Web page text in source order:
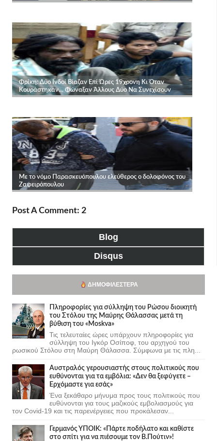
Post A Comment: 2
Blog
Disqus
ΔΗΜΟΦΙΛΈΣΤΕΡΑ
Πληροφορίες για σύλληψη του Ρώσου διοικητή
του Στόλου της Mαύρης Θάλασσας μετά τη
βύθιση του «Moskva»
Τις τελευταίες ώρες υπάρχουν πληροφορίες για
σύλληψη του Ιγκόρ Οσίποφ, του αρχηγού του
ρωσικού Στόλου στη Μαύρη Θάλασσα. Σύμφωνα με τις πλη...
Αυστραλός γερουσιαστής στους πολιτικούς που
ευθύνονται για τα εμβόλια: «Δεν θα ξεφύγετε –
Ερχόμαστε για εσάς»
Ένα ξεκάθαρο μήνυμα προς τους πολιτικούς που
ευθύνονται για τους μαζικούς εμβολιασμούς για
τον Covid-19 και τις παρενέργειες που προκάλεσαν...
Γερμανός ΥΠΟΙΚ: «Πάρτε ποδήλατο και καθίστε
στο σπίτι για να πιέσουμε τον Β.Πούτιν»!